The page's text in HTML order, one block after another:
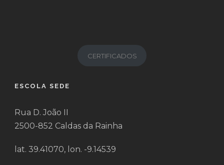
CERTIFICADOS
ESCOLA SEDE
Rua D. João II
2500-852 Caldas da Rainha
lat. 39.41070, lon. -9.14539